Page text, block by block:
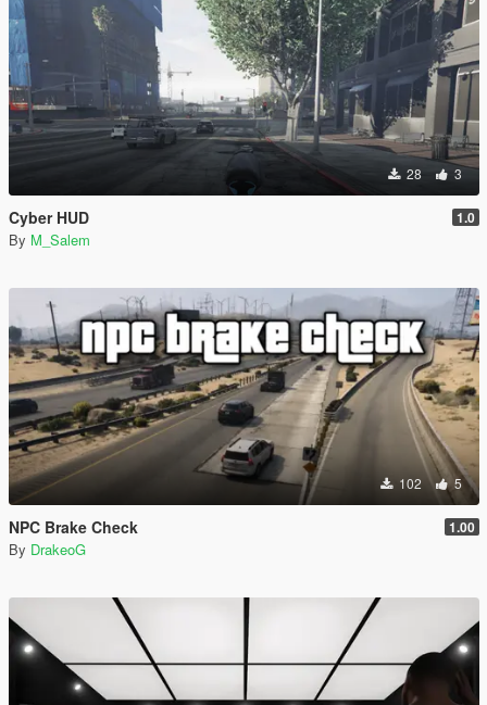
28 3
Cyber HUD 1.0
By M_Salem
102 5
NPC Brake Check 1.00
By DrakeoG